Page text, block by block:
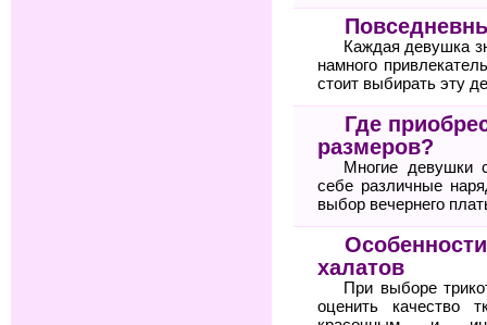
Каждая девушка
намного
стоит выбирать эту
Где
размеров?
Многие девушки
себе различные
выбор вечернего
халатов
При выборе
оценить качество